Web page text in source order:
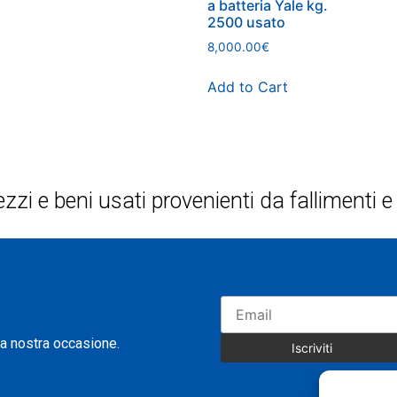
a batteria Yale kg.
2500 usato
8,000.00€
Add to Cart
e beni usati provenienti da fallimenti
nostra occasione.